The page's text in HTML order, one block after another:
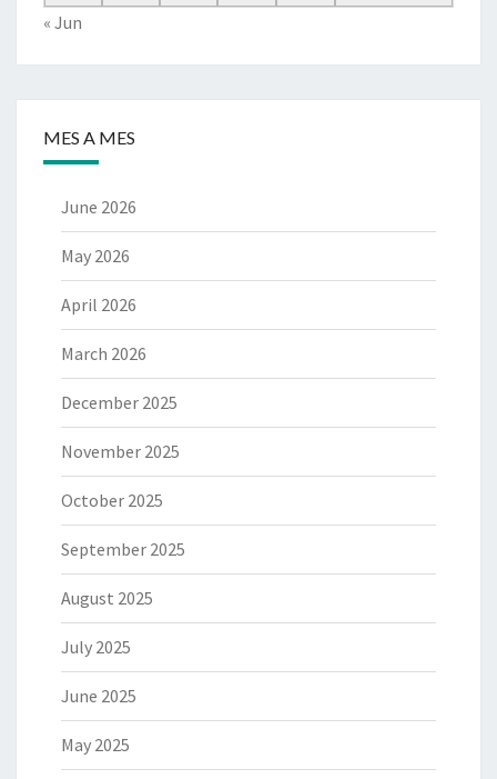
« Jun
MES A MES
June 2026
May 2026
April 2026
March 2026
December 2025
November 2025
October 2025
September 2025
August 2025
July 2025
June 2025
May 2025